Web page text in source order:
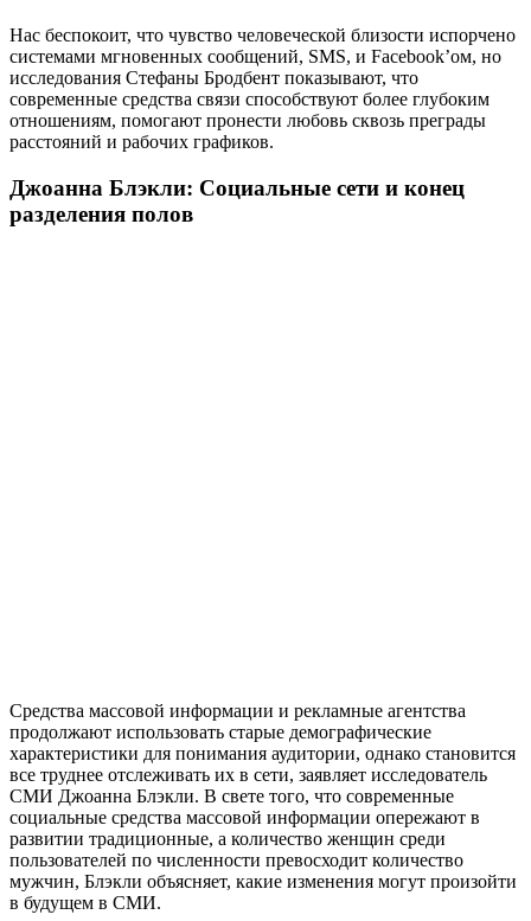
Нас беспокоит, что чувство человеческой близости испорчено
системами мгновенных сообщений, SMS, и Facebook’ом, но
исследования Стефаны Бродбент показывают, что
современные средства связи способствуют более глубоким
отношениям, помогают пронести любовь сквозь преграды
расстояний и рабочих графиков.
Джоанна Блэкли: Социальные сети и конец
разделения полов
Средства массовой информации и рекламные агентства
продолжают использовать старые демографические
характеристики для понимания аудитории, однако становится
все труднее отслеживать их в сети, заявляет исследователь
СМИ Джоанна Блэкли. В свете того, что современные
социальные средства массовой информации опережают в
развитии традиционные, а количество женщин среди
пользователей по численности превосходит количество
мужчин, Блэкли объясняет, какие изменения могут произойти
в будущем в СМИ.